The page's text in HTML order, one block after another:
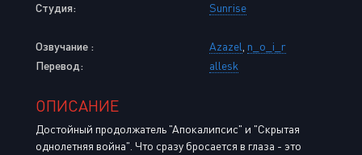
Студия:
Sunrise
Озвучание : Azazel n_o_i_r
Перевод:
allesk
ОПИСАНИЕ
Достойный продолжатель "Апокалипсис" и "Скрытая
однолетняя война". Что сразу бросается в глаза - это